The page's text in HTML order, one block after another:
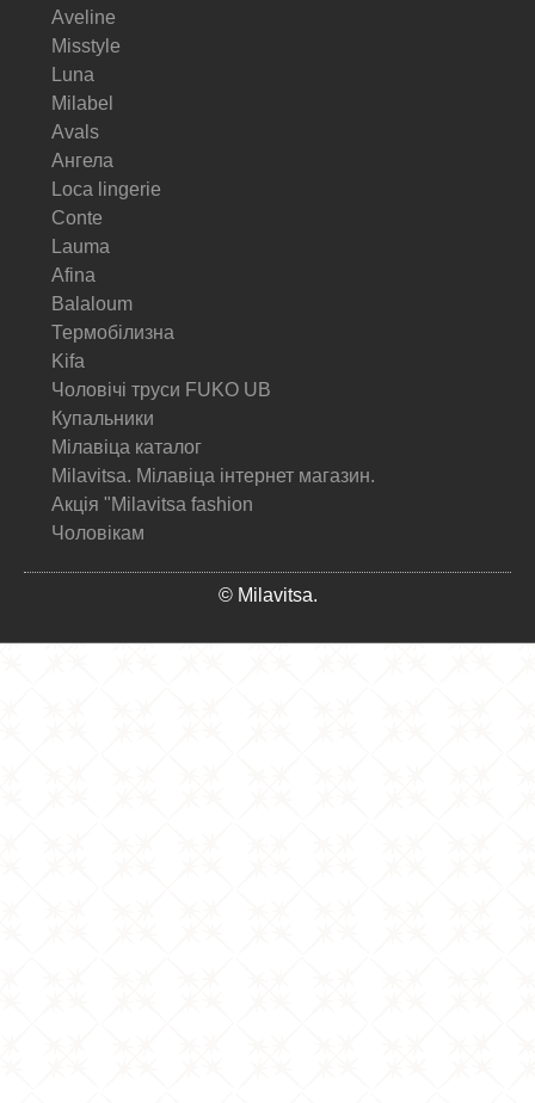
Aveline
Misstyle
Luna
Milabel
Avals
Ангела
Loca lingerie
Conte
Lauma
Afina
Balaloum
Термобілизна
Kifa
Чоловічі труси FUKO UB
Купальники
Мілавіца каталог
Milavitsa. Мілавіца інтернет магазин.
Акція "Milavitsa fashion
Чоловікам
© Milavitsa.